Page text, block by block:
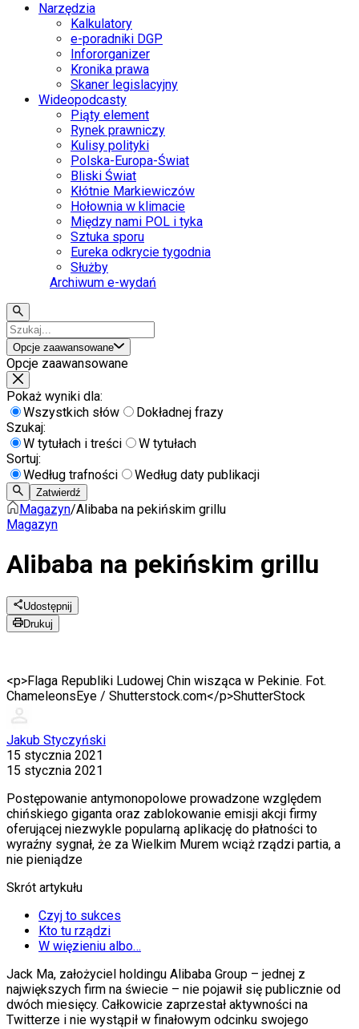
Narzędzia
Kalkulatory
e-poradniki DGP
Infororganizer
Kronika prawa
Skaner legislacyjny
Wideopodcasty
Piąty element
Rynek prawniczy
Kulisy polityki
Polska-Europa-Świat
Bliski Świat
Kłótnie Markiewiczów
Hołownia w klimacie
Między nami POL i tyka
Sztuka sporu
Eureka odkrycie tygodnia
Służby
Archiwum e-wydań
Opcje zaawansowane
Opcje zaawansowane
Pokaż wyniki dla:
Wszystkich słów
Dokładnej frazy
Szukaj:
W tytułach i treści
W tytułach
Sortuj:
Według trafności
Według daty publikacji
Zatwierdź
Magazyn/Alibaba na pekińskim grillu
Magazyn
Alibaba na pekińskim grillu
Udostępnij
Drukuj
<p>Flaga Republiki Ludowej Chin wisząca w Pekinie. Fot.
ChameleonsEye / Shutterstock.com</p>ShutterStock
Jakub Styczyński
15 stycznia 2021
15 stycznia 2021
Postępowanie antymonopolowe prowadzone względem
chińskiego giganta oraz zablokowanie emisji akcji firmy
oferującej niezwykle popularną aplikację do płatności to
wyraźny sygnał, że za Wielkim Murem wciąż rządzi partia, a
nie pieniądze
Skrót artykułu
Czyj to sukces
Kto tu rządzi
W więzieniu albo…
Jack Ma, założyciel holdingu Alibaba Group – jednej z
największych firm na świecie – nie pojawił się publicznie od
dwóch miesięcy. Całkowicie zaprzestał aktywności na
Twitterze i nie wystąpił w finałowym odcinku swojego